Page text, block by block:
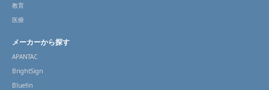
教育
医療
メーカーから探す
APANTAC
BrightSign
Bluefin